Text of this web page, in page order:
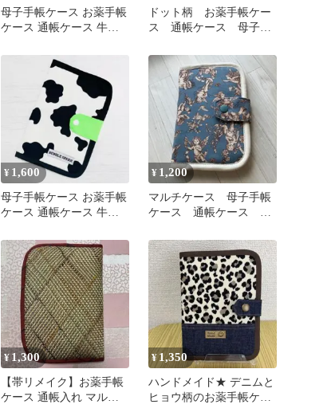
母子手帳ケース お薬手帳
ケース 通帳ケース 牛柄×
ドット柄 お薬手帳ケー
ス 通帳ケース 母子手
¥ 1,600
母子手帳ケース お薬手帳
ケース 通帳ケース 牛柄 ×
¥ 1,200
マルチケース 母子手帳
ケース 通帳ケース 小
¥ 1,300
【帯リメイク】お薬手帳
ケース 通帳入れ マルチ
¥ 1,350
ハンドメイド★ デニムと
ヒョウ柄のお薬手帳ケー